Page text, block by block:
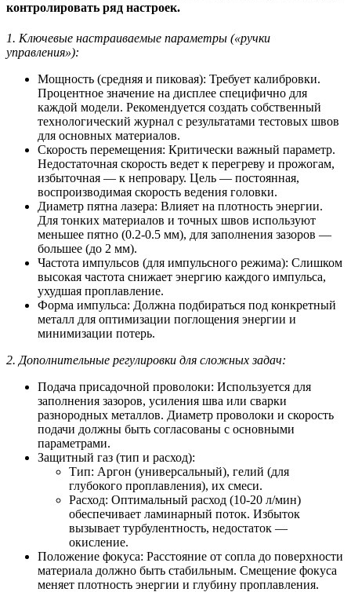
контролировать ряд настроек.
1. Ключевые настраиваемые параметры («ручки
управления»):
Мощность (средняя и пиковая): Требует калибровки.
Процентное значение на дисплее специфично для
каждой модели. Рекомендуется создать собственный
технологический журнал с результатами тестовых швов
для основных материалов.
Скорость перемещения: Критически важный параметр.
Недостаточная скорость ведет к перегреву и прожогам,
избыточная — к непровару. Цель — постоянная,
воспроизводимая скорость ведения головки.
Диаметр пятна лазера: Влияет на плотность энергии.
Для тонких материалов и точных швов используют
меньшее пятно (0.2-0.5 мм), для заполнения зазоров —
большее (до 2 мм).
Частота импульсов (для импульсного режима): Слишком
высокая частота снижает энергию каждого импульса,
ухудшая проплавление.
Форма импульса: Должна подбираться под конкретный
металл для оптимизации поглощения энергии и
минимизации потерь.
2. Дополнительные регулировки для сложных задач:
Подача присадочной проволоки: Используется для
заполнения зазоров, усиления шва или сварки
разнородных металлов. Диаметр проволоки и скорость
подачи должны быть согласованы с основными
параметрами.
Защитный газ (тип и расход):
Тип: Аргон (универсальный), гелий (для
глубокого проплавления), их смеси.
Расход: Оптимальный расход (10-20 л/мин)
обеспечивает ламинарный поток. Избыток
вызывает турбулентность, недостаток —
окисление.
Положение фокуса: Расстояние от сопла до поверхности
материала должно быть стабильным. Смещение фокуса
меняет плотность энергии и глубину проплавления.